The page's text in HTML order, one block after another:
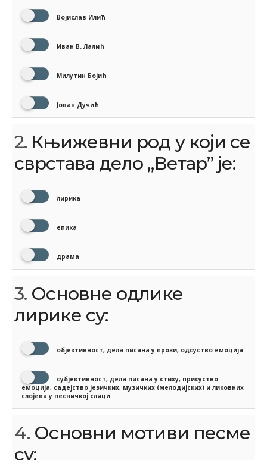
Војислав Илић
Иван В. Лалић
Милутин Бојић
Јован Дучић
2. Књижевни род у који се
сврстава дело „Ветар” је:
лирика
епика
драма
3. Основне одлике
лирике су:
објективност, дела писана у прози, одсуство емоција
субјективност, дела писана у стиху, присуство
емоција, садејство језичких, музичких (мелодијских) и ликовних
слојева у песничкој слици
4. Основни мотиви песме
су: